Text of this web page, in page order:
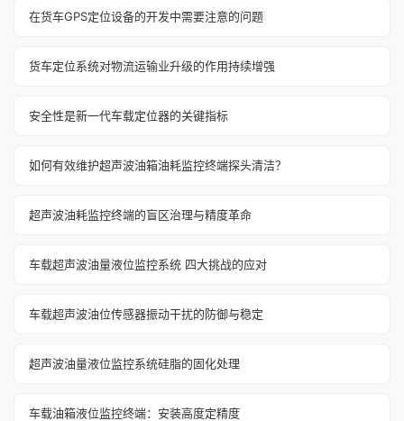
在货车GPS定位设备的开发中需要注意的问题
货车定位系统对物流运输业升级的作用持续增强
安全性是新一代车载定位器的关键指标
如何有效维护超声波油箱油耗监控终端探头清洁？
超声波油耗监控终端的盲区治理与精度革命
车载超声波油量液位监控系统 四大挑战的应对
车载超声波油位传感器振动干扰的防御与稳定
超声波油量液位监控系统硅脂的固化处理
车载油箱液位监控终端：安装高度定精度